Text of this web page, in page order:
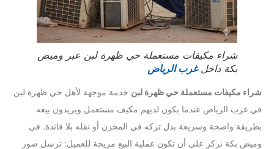
شراء مكيفات مستعملة حي ظهرة لبن عبر وميض
بكة داخلغرب الرياض
شراء مكيفات مستعملة حي ظهرة لبن خدمة موجهة لأهل حي ظهرة لبن
في غرب الرياض عندما يكون لديهم مكيف مستعمل ويريدون بيعه
بطريقة واضحة وسريعة بدل تركه في المخزن أو نقله بلا فائدة. في
وميض بكة نركز على أن تكون عملية البيع مريحة للعميل: ترسل صور